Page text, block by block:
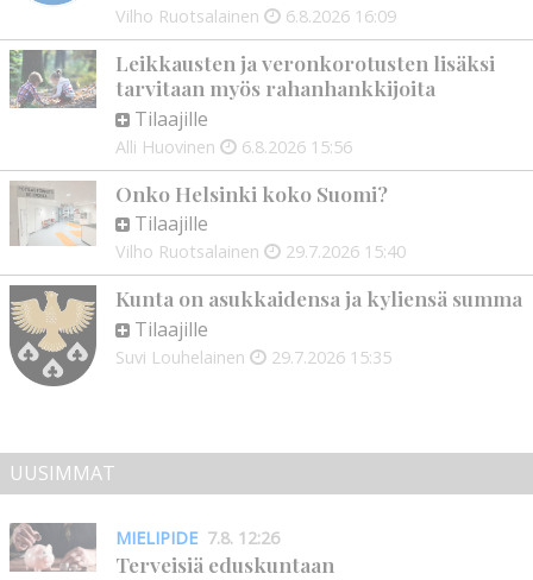
Vilho Ruotsalainen 6.8.2026 16:09
Leikkausten ja veronkorotusten lisäksi
tarvitaan myös rahanhankkijoita
Tilaajille
Alli Huovinen 6.8.2026 15:56
Onko Helsinki koko Suomi?
Tilaajille
Vilho Ruotsalainen 29.7.2026 15:40
Kunta on asukkaidensa ja kyliensä summa
Tilaajille
Suvi Louhelainen 29.7.2026 15:35
UUSIMMAT
MIELIPIDE 7.8. 12:26
Terveisiä eduskuntaan